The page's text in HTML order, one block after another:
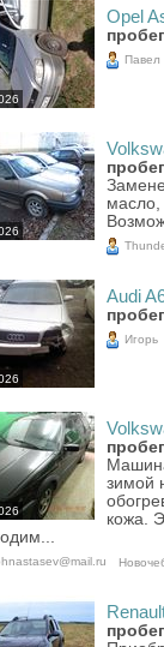
Opel
Павел
масло,
Audi
Игорь
зимой
кожа.